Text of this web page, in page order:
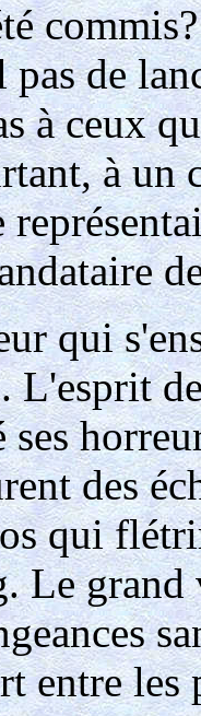
pas de
à ceux
à un
qui
L'esprit
des
qui
Le
entre les